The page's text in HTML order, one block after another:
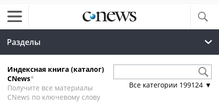
Разделы
Индексная книга (каталог)
CNews*
Получите все материалы
CNews по ключевому слову
Все категории 199124 ▼